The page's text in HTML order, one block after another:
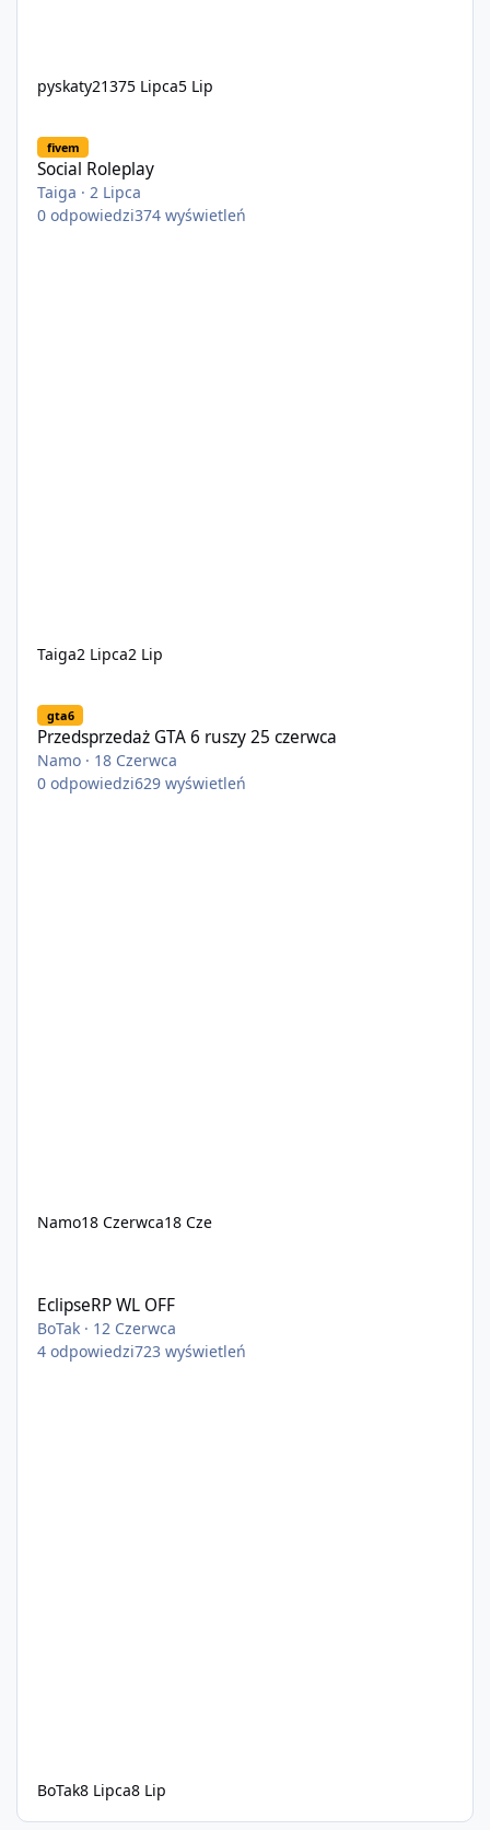
pyskaty21375 Lipca5 Lip
fivem
Social Roleplay
Taiga ·2 Lipca
0 odpowiedzi374 wyświetleń
Taiga2 Lipca2 Lip
gta6
Przedsprzedaż GTA 6 ruszy 25 czerwca
Namo · 18 Czerwca
0 odpowiedzi629 wyświetleń
Namo18 Czerwca18 Cze
EclipseRP WL OFF
BoTak · 12 Czerwca
4 odpowiedzi723 wyświetleń
BoTak8 Lipca8 Lip